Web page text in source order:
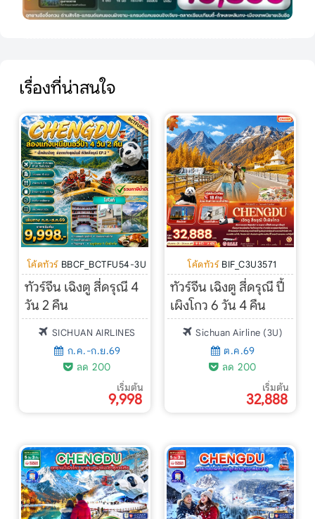
เรื่องที่น่าสนใจ
โค้ดทัวร์ BBCF_BCTFU54-3U
ทัวร์จีน เฉิงตู สี่ดรุณี 4
วัน 2 คืน
SICHUAN AIRLINES
ก.ค.-ก.ย.69
ลด 200
เริ่มต้น
9,998
โค้ดทัวร์ BIF_C3U3571
ทัวร์จีน เฉิงตู สี่ดรุณี ปี้
เผิงโกว 6 วัน 4 คืน
Sichuan Airline (3U)
ต.ค.69
ลด 200
เริ่มต้น
32,888